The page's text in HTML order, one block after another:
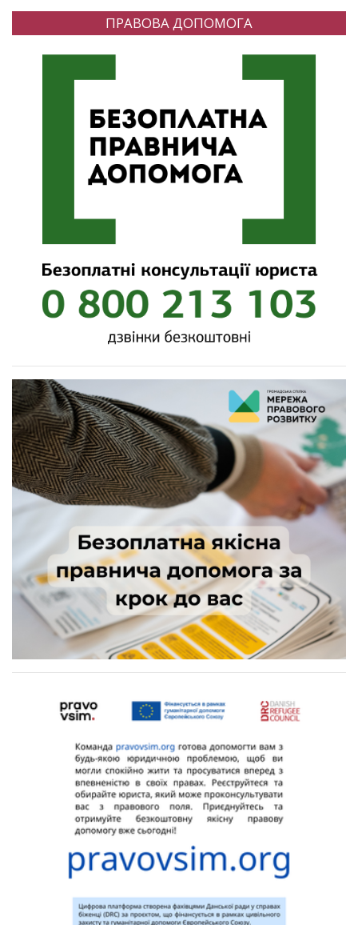
ПРАВОВА ДОПОМОГА